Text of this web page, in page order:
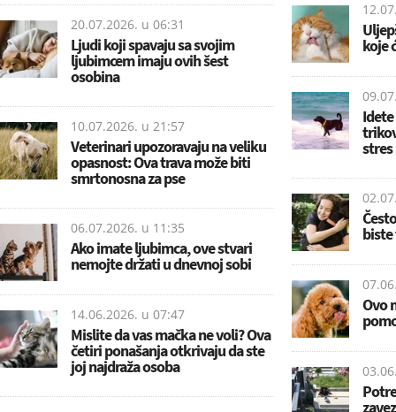
20.07.2026. u 06:31
Ljudi koji spavaju sa svojim
ljubimcem imaju ovih šest
osobina
10.07.2026. u 21:57
Veterinari upozoravaju na veliku
opasnost: Ova trava može biti
smrtonosna za pse
06.07.2026. u 11:35
Ako imate ljubimca, ove stvari
nemojte držati u dnevnoj sobi
14.06.2026. u 07:47
Mislite da vas mačka ne voli? Ova
četiri ponašanja otkrivaju da ste
joj najdraža osoba
koje
stres
Ovo